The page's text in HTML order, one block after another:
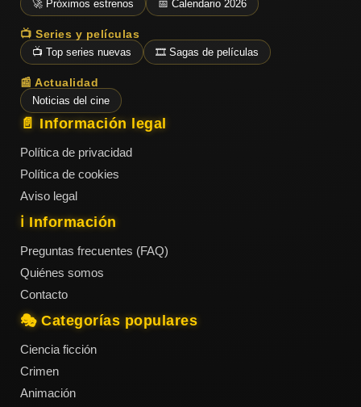
🚀 Próximos estrenos 📅 Calendario 2026
📺 Series y películas
📺 Top series nuevas 🎞️ Sagas de películas
📰 Actualidad
Noticias del cine
📄 Información legal
Política de privacidad
Política de cookies
Aviso legal
ℹ️ Información
Preguntas frecuentes (FAQ)
Quiénes somos
Contacto
🎭 Categorías populares
Ciencia ficción
Crimen
Animación